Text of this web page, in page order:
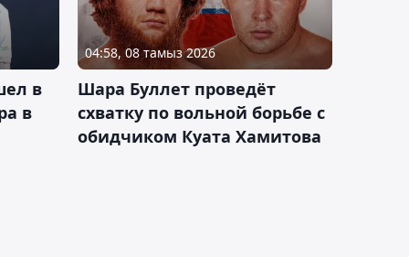
в
в
04:58, 08 тамыз 2026
Шара Буллет проведёт
схватку по вольной борьбе с
обидчиком Куата Хамитова